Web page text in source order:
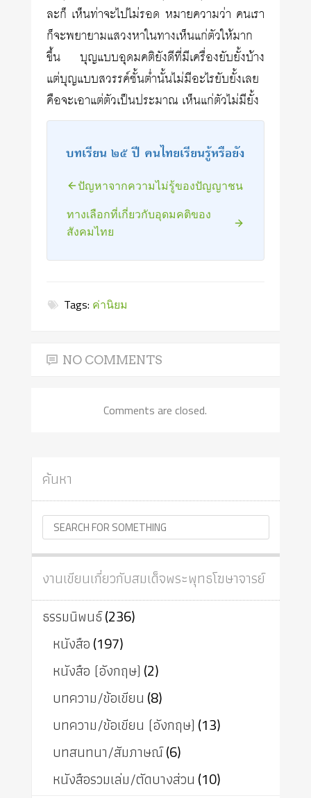
ละก็ เห็นท่าจะไปไม่รอด หมายความว่า คนเรา
ก็จะพยายามแสวงหาในทางเห็นแก่ตัวให้มาก
ขึ้น บุญแบบอุดมคติยังดีที่มีเครื่องยับยั้งบ้าง
แต่บุญแบบสวรรค์ชั้นต่ำนั้นไม่มีอะไรยับยั้งเลย
คือจะเอาแต่ตัวเป็นประมาณ เห็นแก่ตัวไม่มียั้ง
บทเรียน ๒๕ ปี คนไทยเรียนรู้หรือยัง
ปัญหาจากความไม่รู้ของปัญญาชน
ทางเลือกที่เกี่ยวกับอุดมคติของ
สังคมไทย
Tags: ค่านิยม
NO COMMENTS
Comments are closed.
ค้นหา
งานเขียนเกี่ยวกับสมเด็จพระพุทธโฆษาจารย์
ธรรมนิพนธ์(236)
หนังสือ(197)
หนังสือ (อังกฤษ) (2)
บทความ/ข้อเขียน (8)
บทความ/ข้อเขียน (อังกฤษ) (13)
บทสนทนา/สัมภาษณ์(6)
หนังสือรวมเล่ม/ตัดบางส่วน (10)